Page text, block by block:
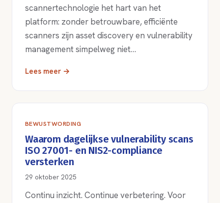
scannertechnologie het hart van het
platform: zonder betrouwbare, efficiënte
scanners zijn asset discovery en vulnerability
management simpelweg niet…
Lees meer →
BEWUSTWORDING
Waarom dagelijkse vulnerability scans
ISO 27001- en NIS2-compliance
versterken
29 oktober 2025
Continu inzicht. Continue verbetering. Voor